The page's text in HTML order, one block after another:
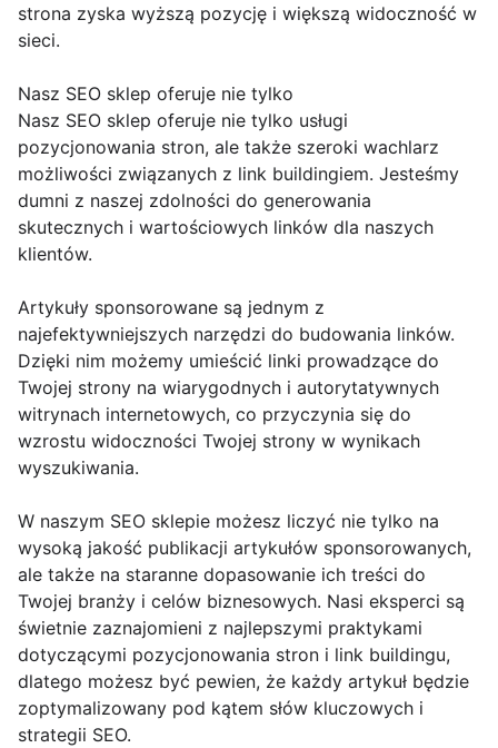
strona zyska wyższą pozycję i większą widoczność w
sieci.
Nasz SEO sklep oferuje nie tylko
Nasz SEO sklep oferuje nie tylko usługi
pozycjonowania stron, ale także szeroki wachlarz
możliwości związanych z link buildingiem. Jesteśmy
dumni z naszej zdolności do generowania
skutecznych i wartościowych linków dla naszych
klientów.
Artykuły sponsorowane są jednym z
najefektywniejszych narzędzi do budowania linków.
Dzięki nim możemy umieścić linki prowadzące do
Twojej strony na wiarygodnych i autorytatywnych
witrynach internetowych, co przyczynia się do
wzrostu widoczności Twojej strony w wynikach
wyszukiwania.
W naszym SEO sklepie możesz liczyć nie tylko na
wysoką jakość publikacji artykułów sponsorowanych,
ale także na staranne dopasowanie ich treści do
Twojej branży i celów biznesowych. Nasi eksperci są
świetnie zaznajomieni z najlepszymi praktykami
dotyczącymi pozycjonowania stron i link buildingu,
dlatego możesz być pewien, że każdy artykuł będzie
zoptymalizowany pod kątem słów kluczowych i
strategii SEO.